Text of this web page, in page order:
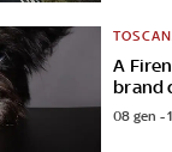
A
brand
08 gen -